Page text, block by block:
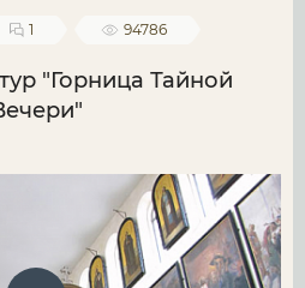
1 94786
"Горница Тайной